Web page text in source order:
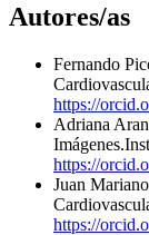
Autores/as
Fernando
https://
Adriana
https://
Juan
https://